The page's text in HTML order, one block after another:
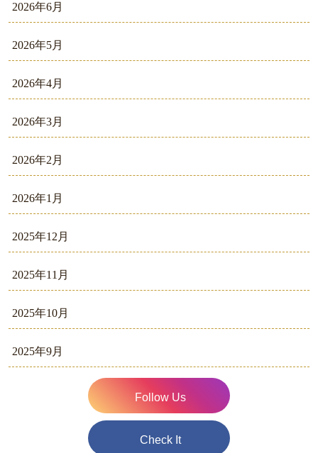
2026年6月
2026年5月
2026年4月
2026年3月
2026年2月
2026年1月
2025年12月
2025年11月
2025年10月
2025年9月
Follow Us
Check It